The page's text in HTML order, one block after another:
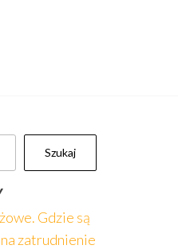
Szukaj
Gdzie są
zatrudnienie